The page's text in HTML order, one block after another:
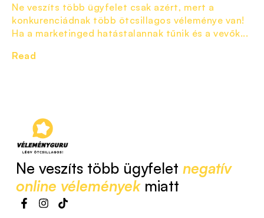
Ne veszíts több ügyfelet csak azért, mert a
konkurenciádnak több ötcsillagos véleménye van!
Ha a marketinged hatástalannak tűnik és a vevők...
Read
Ne veszíts több ügyfelet negatív
online véleményekmiatt